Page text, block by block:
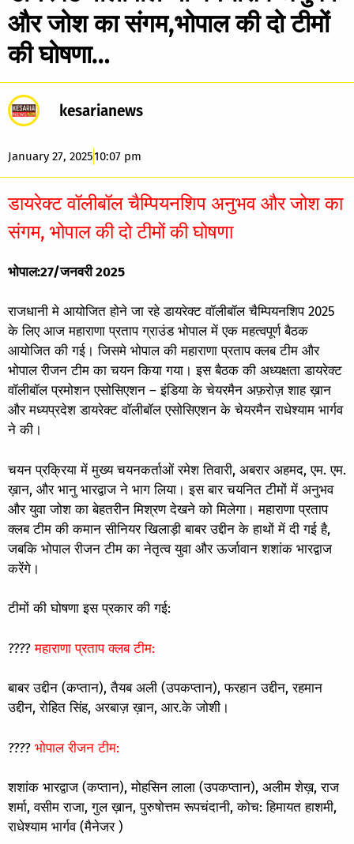
और जोश का संगम,भोपाल की दो टीमों
की घोषणा…
kesarianews
January 27, 202510:07 pm
डायरेक्ट वॉलीबॉल चैम्पियनशिप अनुभव और जोश का
संगम, भोपाल की दो टीमों की घोषणा
भोपाल:27/जनवरी 2025
राजधानी मे आयोजित होने जा रहे डायरेक्ट वॉलीबॉल चैम्पियनशिप 2025
के लिए आज महाराणा प्रताप ग्राउंड भोपाल में एक महत्वपूर्ण बैठक
आयोजित की गई। जिसमे भोपाल की महाराणा प्रताप क्लब टीम और
भोपाल रीजन टीम का चयन किया गया। इस बैठक की अध्यक्षता डायरेक्ट
वॉलीबॉल प्रमोशन एसोसिएशन – इंडिया के चेयरमैन अफ़रोज़ शाह ख़ान
और मध्यप्रदेश डायरेक्ट वॉलीबॉल एसोसिएशन के चेयरमैन राधेश्याम भार्गव
ने की।
चयन प्रक्रिया में मुख्य चयनकर्ताओं रमेश तिवारी, अबरार अहमद, एम. एम.
ख़ान, और भानु भारद्वाज ने भाग लिया। इस बार चयनित टीमों में अनुभव
और युवा जोश का बेहतरीन मिश्रण देखने को मिलेगा। महाराणा प्रताप
क्लब टीम की कमान सीनियर खिलाड़ी बाबर उद्दीन के हाथों में दी गई है,
जबकि भोपाल रीजन टीम का नेतृत्व युवा और ऊर्जावान शशांक भारद्वाज
करेंगे।
टीमों की घोषणा इस प्रकार की गई:
????महाराणा प्रताप क्लब टीम:
बाबर उद्दीन (कप्तान), तैयब अली (उपकप्तान), फरहान उद्दीन, रहमान
उद्दीन, रोहित सिंह, अरबाज़ ख़ान, आर.के जोशी।
???? भोपाल रीजन टीम:
शशांक भारद्वाज (कप्तान), मोहसिन लाला (उपकप्तान), अलीम शेख़, राज
शर्मा, वसीम राजा, गुल ख़ान, पुरुषोत्तम रूपचंदानी, कोच: हिमायत हाशमी,
राधेश्याम भार्गव (मैनेजर )